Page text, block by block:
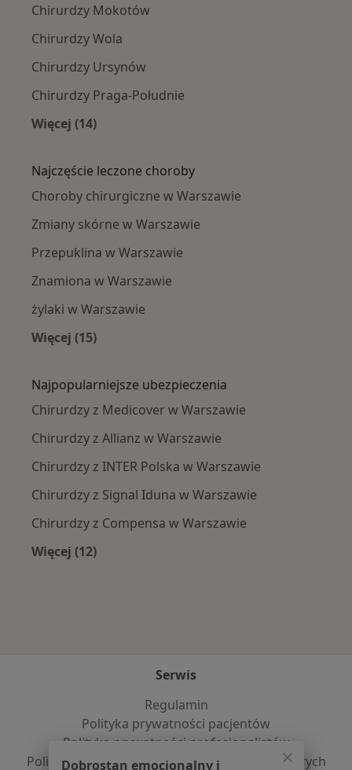
Chirurdzy Mokotów
Chirurdzy Wola
Chirurdzy Ursynów
Chirurdzy Praga-Południe
Więcej (14)
Najczęście leczone choroby
Choroby chirurgiczne w Warszawie
Zmiany skórne w Warszawie
Przepuklina w Warszawie
Znamiona w Warszawie
żylaki w Warszawie
Więcej (15)
Najpopularniejsze ubezpieczenia
Chirurdzy z Medicover w Warszawie
Chirurdzy z Allianz w Warszawie
Chirurdzy z INTER Polska w Warszawie
Chirurdzy z Signal Iduna w Warszawie
Chirurdzy z Compensa w Warszawie
Więcej (12)
Serwis
Regulamin
Polityka prywatności pacjentów
Polityka prywatności profesjonalistów
Polityka prywatności dla profesjonalistów, których
Dobrostan emocjonalny i